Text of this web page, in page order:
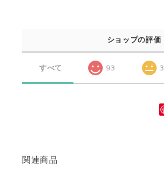
ショップの評価
すべて 93 3
関連商品